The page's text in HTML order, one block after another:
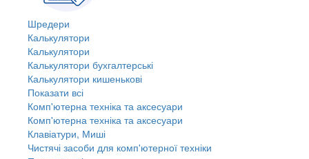
Шредери
Калькулятори
Калькулятори
Калькулятори бухгалтерські
Калькулятори кишенькові
Показати всі
Комп'ютерна техніка та аксесуари
Комп'ютерна техніка та аксесуари
Клавіатури, Миші
Чистячі засоби для комп'ютерної техніки